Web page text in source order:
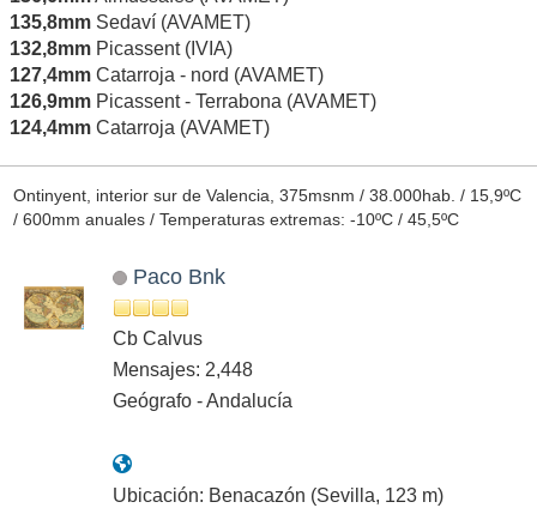
135,8mm Sedaví (AVAMET)
132,8mm Picassent (IVIA)
127,4mm Catarroja - nord (AVAMET)
126,9mm Picassent - Terrabona (AVAMET)
124,4mm Catarroja (AVAMET)
Ontinyent, interior sur de Valencia, 375msnm / 38.000hab. / 15,9ºC
/ 600mm anuales / Temperaturas extremas: -10ºC / 45,5ºC
Paco Bnk
Cb Calvus
Mensajes: 2,448
Geógrafo - Andalucía
Ubicación: Benacazón (Sevilla, 123 m)